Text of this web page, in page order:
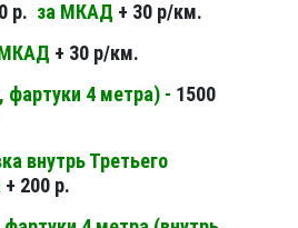
р. за МКАД + 30 р/км.
+ 30 р/км.
4 метра) - 1500
внутрь Третьего
+ 200 р.